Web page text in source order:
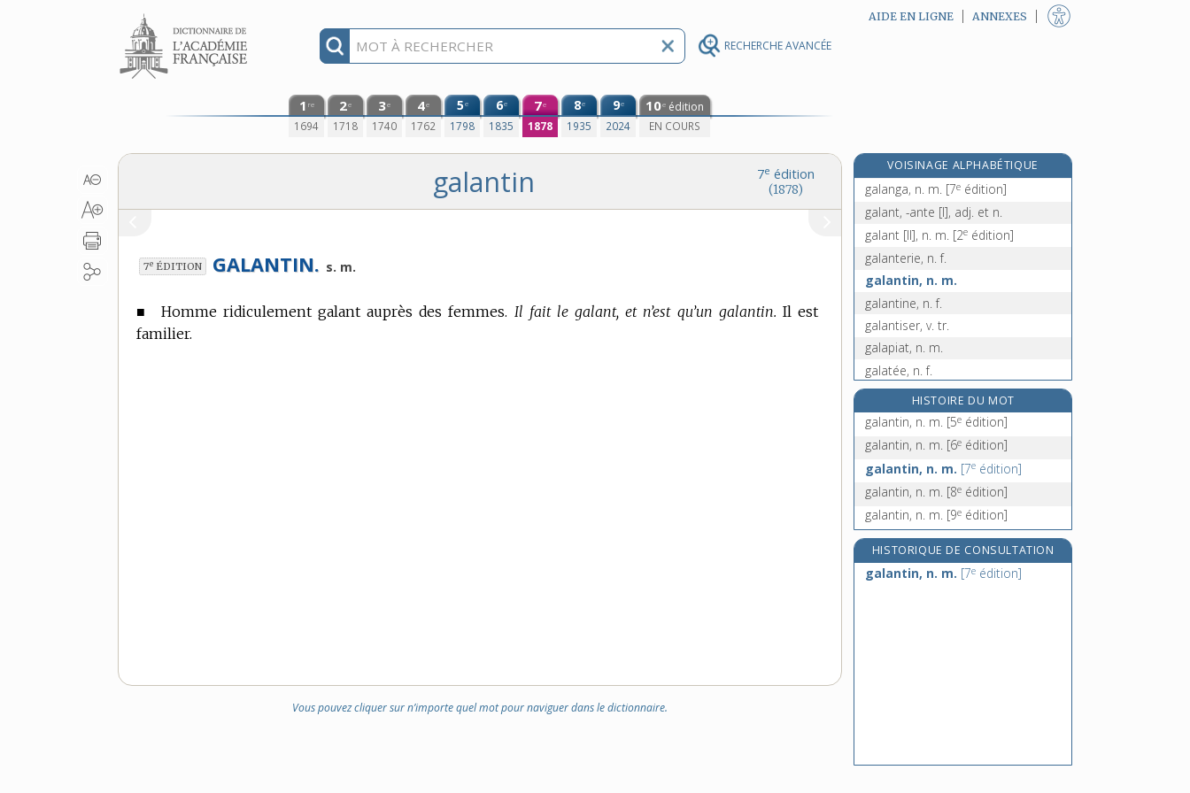
RECHERCHE AVANCÉE
Aller au contenu AIDE EN LIGNE ANNEXES
1 re
1694
2e
1718
3e
1740
4e
1762
5e
1798
6e
1835
7e
1878
8e
1935
9e
2024
10e édition
EN COURS
7e édition
(1878)
galantin
7e ÉDITION GALANTIN. s. m.
■ Homme ridiculement galant auprès des femmes. Il fait le galant, et n’est qu’un galantin. Il est
familier.
Vous pouvez cliquer sur n’importe quel mot pour naviguer dans le dictionnaire.
VOISINAGE ALPHABÉTIQUE
galande, n. f.
galanga, n. m. [7e édition]
galant, -ante [I], adj. et n.
galant [II], n. m. [2e édition]
galanterie, n. f.
galantin, n. m.
galantine, n. f.
galantiser, v. tr.
galapiat, n. m.
galatée, n. f.
galathée, n. f.
galaxie, n. f.
galbanum [I], n. m.[7 édition]
galbanum [II]
édition]
galbe, n. m.
HISTOIRE DU MOT
galantin, n. m. [5e édition]
galantin, n. m. [6e édition]
galantin, n. m. [7e édition]
galantin, n. m. [8e édition]
galantin, n. m. [9e édition]
HISTORIQUE DE CONSULTATION
galantin, n. m. [7e édition]